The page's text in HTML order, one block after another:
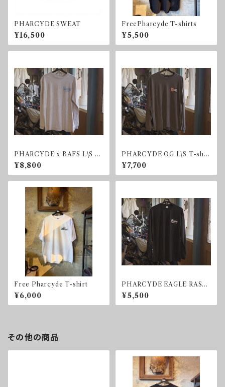
PHARCYDE SWEAT
¥16,500
FreePharcyde T-shirts
¥5,500
PHARCYDE x BAFS L\S T-
shirt
¥8,800
PHARCYDE OG L\S T-shir
t
¥7,700
Free Pharcyde T-shirt
¥6,000
PHARCYDE EAGLE RASH
GUARD CHECKER
¥5,500
その他の商品